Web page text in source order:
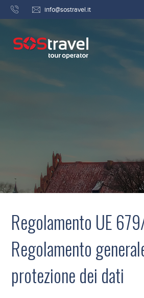
info@sostravel.it
Regolamento UE
Regolamento
protezione dei dati